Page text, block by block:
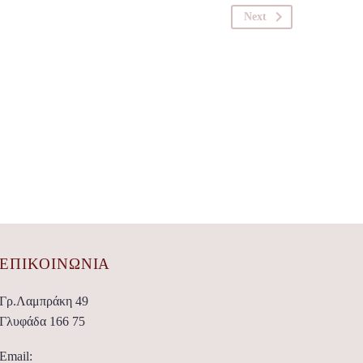
Next
ΕΠΙΚΟΙΝΩΝΊΑ
Γρ.Λαμπράκη 49
Γλυφάδα 166 75
Email: